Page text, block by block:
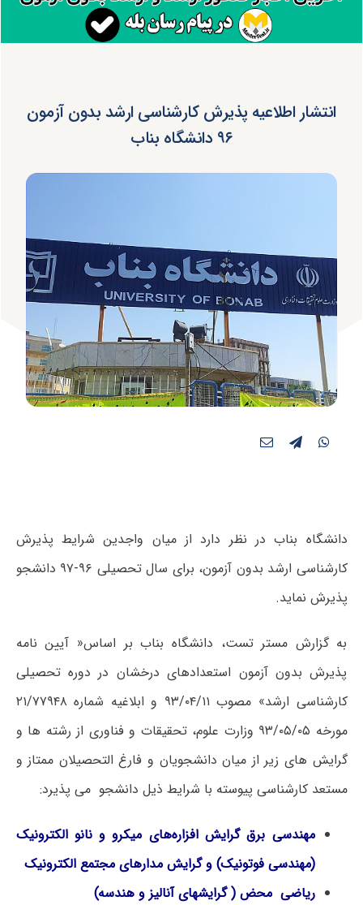
انتشار اطلاعیه پذیرش کارشناسی ارشد بدون آزمون
۹۶ دانشگاه بناب
دانشگاه بناب در نظر دارد از میان واجدین شرایط پذیرش
کارشناسی ارشد بدون آزمون، برای سال تحصیلی ۹۶-۹۷ دانشجو
پذیرش نماید.
به گزارش مستر تست، دانشگاه بناب بر اساس« آیین نامه
پذیرش بدون آزمون استعدادهای درخشان در دوره تحصیلی
کارشناسی ارشد» مصوب ۹۳/۰۴/۱۱ و ابلاغیه­ شماره ۲۱/۷۷۹۴۸
مورخه ۹۳/۰۵/۰۵ وزارت علوم، تحقیقات و فناوری از رشته ­ها و
گرایش های زیر از میان دانشجویان و فارغ التحصیلان ممتاز و
مستعد کارشناسی پیوسته با شرایط ذیل دانشجو می پذیرد:
مهندسی برق گرایش افزاره‌های میکرو و نانو الکترونیک
(مهندسی فوتونیک) و گرایش مدارهای مجتمع الکترونیک
ریاضی محض ( گرایشهای آنالیز و هندسه)